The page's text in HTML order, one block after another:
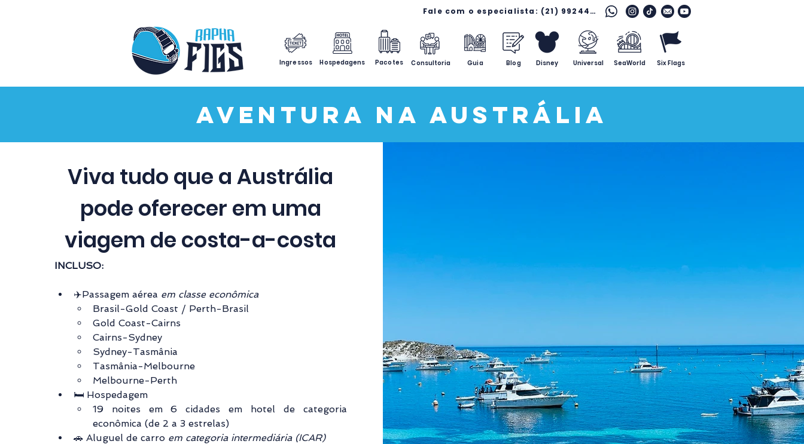
Fale com o especialista: (21) 99244 7796
Ingressos Hospedagens Pacotes Consultoria Guia Blog Disney Universal SeaWorld Six Flags
Aventura na Austrália
Viva tudo que a Austrália
pode oferecer em uma
viagem de costa-a-costa
INCLUSO:
✈️Passagem aérea em classe econômica
Brasil-Gold Coast / Perth-Brasil
Gold Coast-Cairns
Cairns-Sydney
Sydney-Tasmânia
Tasmânia-Melbourne
Melbourne-Perth
🛏️ Hospedagem
19 noites em 6 cidades em hotel de categoria
econômica (de 2 a 3 estrelas)
🚗 Aluguel de carro em categoria intermediária (ICAR)